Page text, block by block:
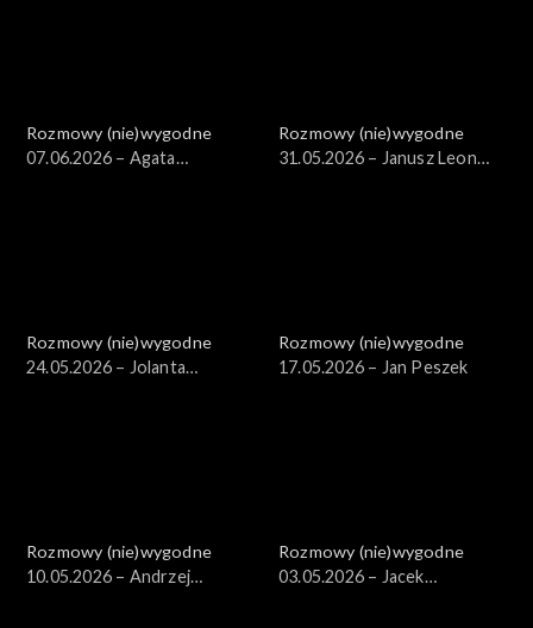
Rozmowy (nie)wygodne
07.06.2026 – Agata
Rozmowy (nie)wygodne
31.05.2026 – Janusz Leon
Rozmowy (nie)wygodne
24.05.2026 – Jolanta
Rozmowy (nie)wygodne
17.05.2026 – Jan Peszek
Rozmowy (nie)wygodne
10.05.2026 – Andrzej
Rozmowy (nie)wygodne
03.05.2026 – Jacek